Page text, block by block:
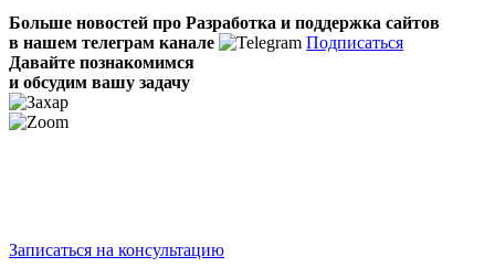
Больше новостей про Разработка и поддержка сайтов
в нашем телеграм канале
Подписаться
Давайте познакомимся
и обсудим вашу задачу
Записаться на консультацию